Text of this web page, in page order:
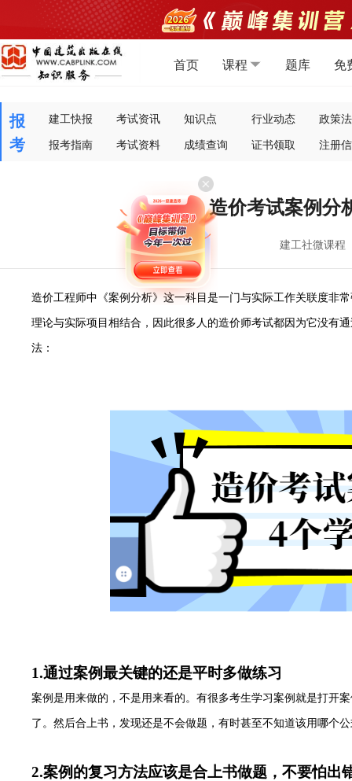
首页 课程 题库 免
报
考
建工快报 考试资讯 知识点 行业动态
政策
报考指南
考试资料 成绩查询 证书领取 注册
造价考试案例分
建工社微课程
造价工程师中 《案例分析》这一科目是一门与实际工作关联度非
理论与实际项目相结合，因此很多人的造价师考试都因为它没有
法：
1.通过案例最关键的还是平时多做练习
案例是用来做的，不是用来看的。有很多考生学习案例就是打开
了。然后合上书，发现还是不会做题，有时甚至不知道该用哪个
2.案例的复习方法应该是合上书做题，不要怕出